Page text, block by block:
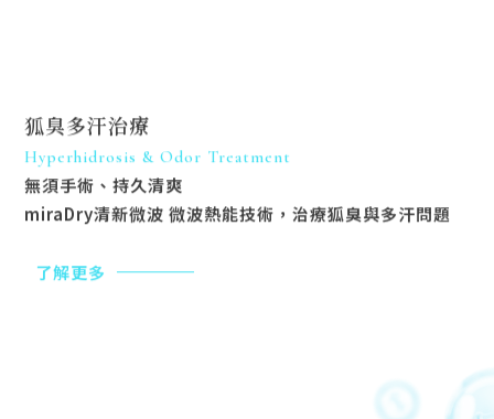
狐臭多汗治療
Hyperhidrosis & Odor Treatment
無須手術、持久清爽
miraDry清新微波 微波熱能技術，治療狐臭與多汗問題
了解更多